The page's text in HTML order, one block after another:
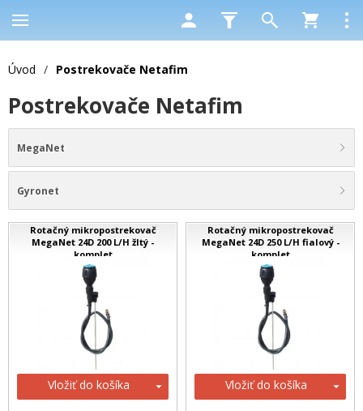
Úvod / Postrekovače Netafim
Postrekovače Netafim
MegaNet
Gyronet
Rotačný mikropostrekovač
MegaNet 24D 200 L/H žltý -
komplet
Vložiť do košíka
Rotačný mikropostrekovač
MegaNet 24D 250 L/H fialový -
komplet
Vložiť do košíka